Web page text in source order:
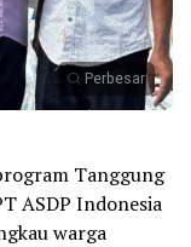
Perbesar
Tanggung
ASDP Indonesia
warga